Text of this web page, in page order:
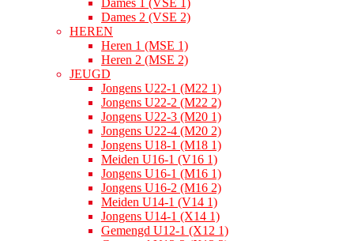
Dames 1 (VSE 1)
Dames 2 (VSE 2)
HEREN
Heren 1 (MSE 1)
Heren 2 (MSE 2)
JEUGD
Jongens U22-1 (M22 1)
Jongens U22-2 (M22 2)
Jongens U22-3 (M20 1)
Jongens U22-4 (M20 2)
Jongens U18-1 (M18 1)
Meiden U16-1 (V16 1)
Jongens U16-1 (M16 1)
Jongens U16-2 (M16 2)
Meiden U14-1 (V14 1)
Jongens U14-1 (X14 1)
Gemengd U12-1 (X12 1)